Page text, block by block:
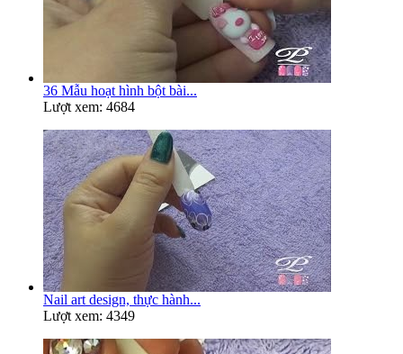
36 Mẫu hoạt hình bột bài...
Lượt xem: 4684
Nail art design, thực hành...
Lượt xem: 4349